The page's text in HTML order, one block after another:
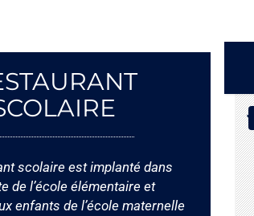
scolaire est implanté dans
de l’école élémentaire et
enfants de l’école maternelle